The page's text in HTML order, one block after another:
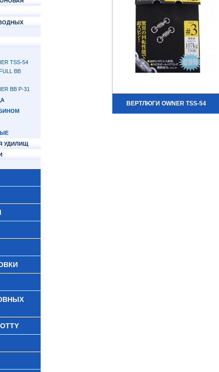
TSS-54
BB
BB P-31
УДИЛИЩ
ВЕРТЛЮГИ OWNER TSS-54